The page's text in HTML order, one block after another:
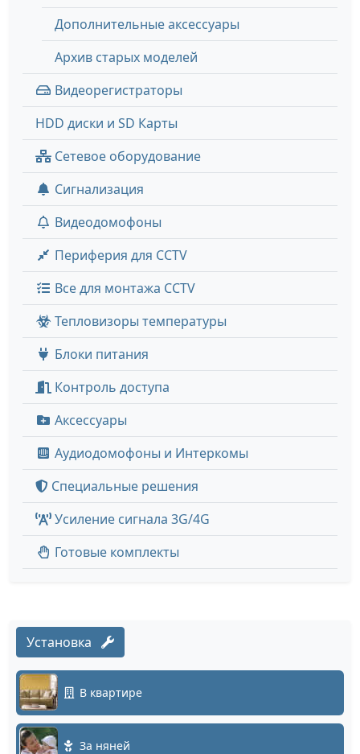
Дополнительные аксессуары
Архив старых моделей
Видеорегистраторы
HDD диски и SD Карты
Сетевое оборудование
Сигнализация
Видеодомофоны
Периферия для CCTV
Все для монтажа CCTV
Тепловизоры температуры
Блоки питания
Контроль доступа
Аксессуары
Аудиодомофоны и Интеркомы
Специальные решения
Усиление сигнала 3G/4G
Готовые комплекты
Установка
В квартире
За няней